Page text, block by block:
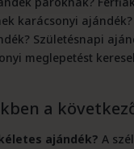
karácsonyi
Születésnapi
meglepetést
a
ajándék? A